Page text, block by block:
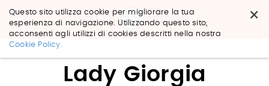
×
Questo sito utilizza cookie per migliorare la tua
esperienza di navigazione. Utilizzando questo sito,
acconsenti agli utilizzi di cookies descritti nella nostra
Cookie Policy.
Salta
Lady Giorgia